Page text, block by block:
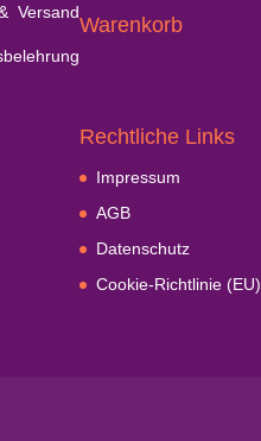
Versand
Warenkorb
Rechtliche Links
Impressum
AGB
Datenschutz
Cookie-Richtlinie (EU)